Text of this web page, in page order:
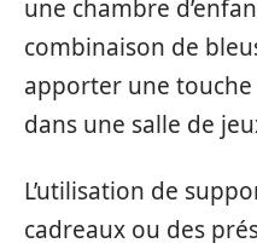
une chambre
combinaison de
apporter une
dans une salle de
L’utilisation de
cadreaux ou des